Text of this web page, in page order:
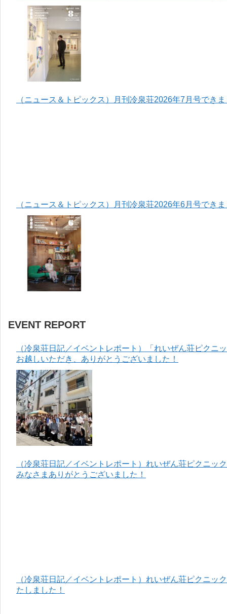
（ニュース＆トピックス）月刊冷泉荘2026年7月号でき
（ニュース＆トピックス）月刊冷泉荘2026年6月号でき
EVENT REPORT
（冷泉荘日記／イベントレポート）「れいぜん荘ピクニ
お越しいただき、ありがとうございました！
（冷泉荘日記／イベントレポート）れいぜん荘ピクニッ
みなさまありがとうございました！
（冷泉荘日記／イベントレポート）れいぜん荘ピクニッ
たしました！